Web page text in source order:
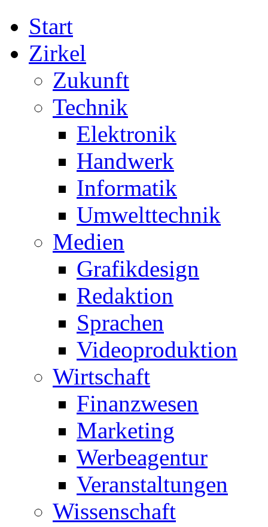
Start
Zirkel
Zukunft
Technik
Elektronik
Handwerk
Informatik
Umwelttechnik
Medien
Grafikdesign
Redaktion
Sprachen
Videoproduktion
Wirtschaft
Finanzwesen
Marketing
Werbeagentur
Veranstaltungen
Wissenschaft